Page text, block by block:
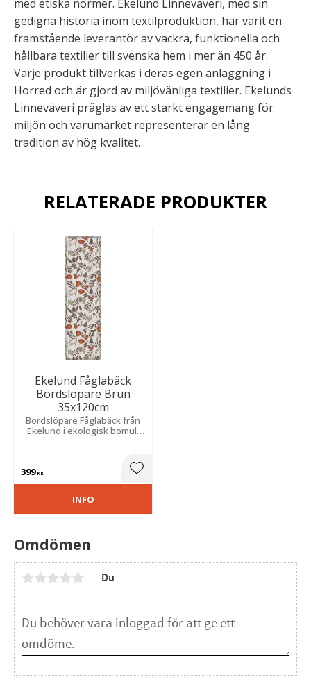
med etiska normer. Ekelund Linneväveri, med sin
gedigna historia inom textilproduktion, har varit en
framstående leverantör av vackra, funktionella och
hållbara textilier till svenska hem i mer än 450 år.
Varje produkt tillverkas i deras egen anläggning i
Horred och är gjord av miljövänliga textilier. Ekelunds
Linneväveri präglas av ett starkt engagemang för
miljön och varumärket representerar en lång
tradition av hög kvalitet.
Omdömen
Du
RELATERADE PRODUKTER
Ekelund Fåglabäck
Bordslöpare Brun
35x120cm
Bordslöpare Fåglabäck från
Ekelund i ekologisk bomull
399KR Lägg till i favoriter
INFO